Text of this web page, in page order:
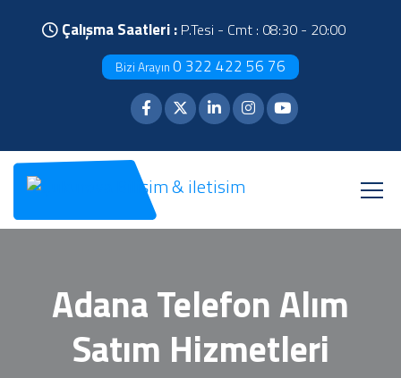
Çalışma Saatleri : P.Tesi - Cmt : 08:30 - 20:00
Bizi Arayın 0 322 422 56 76
Adana Telefon Alım
Satım Hizmetleri